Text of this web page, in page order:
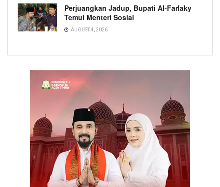
Perjuangkan Jadup, Bupati Al-Farlaky
Temui Menteri Sosial
AUGUST 4, 2026